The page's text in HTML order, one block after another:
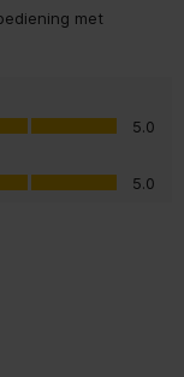
met
5.0
5.0